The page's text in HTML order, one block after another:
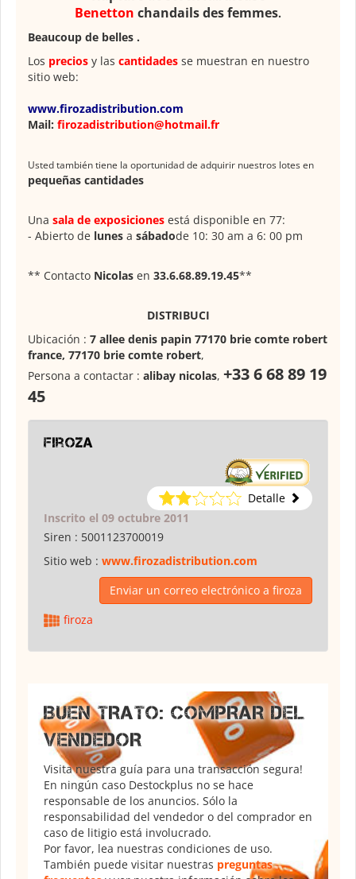
Benetton chandails des femmes.
Beaucoup de belles .
Los precios y las cantidades se muestran en nuestro
sitio web:
www.firozadistribution.com
Mail: firozadistribution@hotmail.fr
Usted también tiene la oportunidad de adquirir nuestros lotes en
pequeñas cantidades
Una sala de exposiciones está disponible en 77:
- Abierto de lunes a sábadode 10: 30 am a 6: 00 pm
** Contacto Nicolas en 33.6.68.89.19.45**
DISTRIBUCI
Ubicación : 7 allee denis papin 77170 brie comte robert
france, 77170 brie comte robert,
Persona a contactar : alibay nicolas, +33 6 68 89 19
45
firoza
Detalle
Inscrito el 09 octubre 2011
Siren : 5001123700019
Sitio web : www.firozadistribution.com
Enviar un correo electrónico a firoza
firoza
BUEN TRATO: COMPRAR DEL
VENDEDOR
Visita nuestra guía para una transacción segura!
En ningún caso Destockplus no se hace
responsable de los anuncios. Sólo la
responsabilidad del vendedor o del comprador en
caso de litigio está involucrado.
Por favor, lea nuestras condiciones de uso.
También puede visitar nuestras preguntas